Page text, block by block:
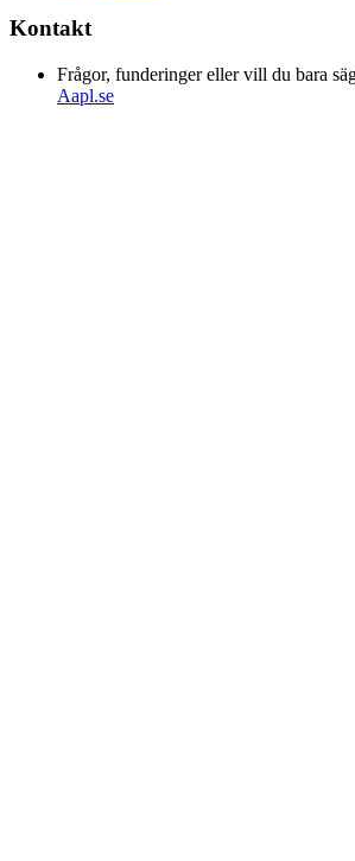
Kontakt
Frågor, funderinger eller vill du bara
Aapl.se